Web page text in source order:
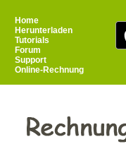
Home
Herunterladen
Tutorials
Forum
Support
Online-Rechnung